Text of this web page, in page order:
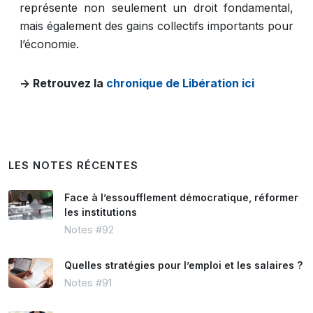
représente non seulement un droit fondamental,
mais également des gains collectifs importants pour
l’économie.
-> Retrouvez la chronique de Libération ici
LES NOTES RÉCENTES
Face à l’essoufflement démocratique, réformer
les institutions
Notes #92
Quelles stratégies pour l’emploi et les salaires ?
Notes #91